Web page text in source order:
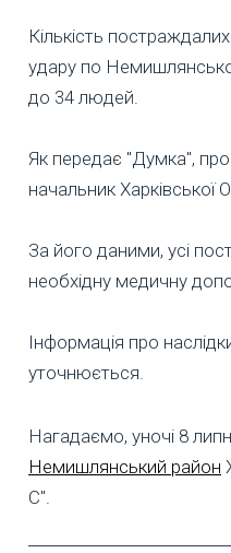
Кількість
удару по
до 34 людей.
Як передає "Думка",
начальник
За його даними, усі
необхідну медичну
Інформація про
уточнюється.
Нагадаємо, уночі 8
Немишлянський район
С".